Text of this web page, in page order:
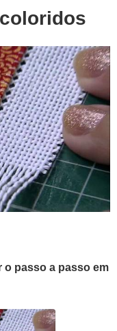
o passo a passo em